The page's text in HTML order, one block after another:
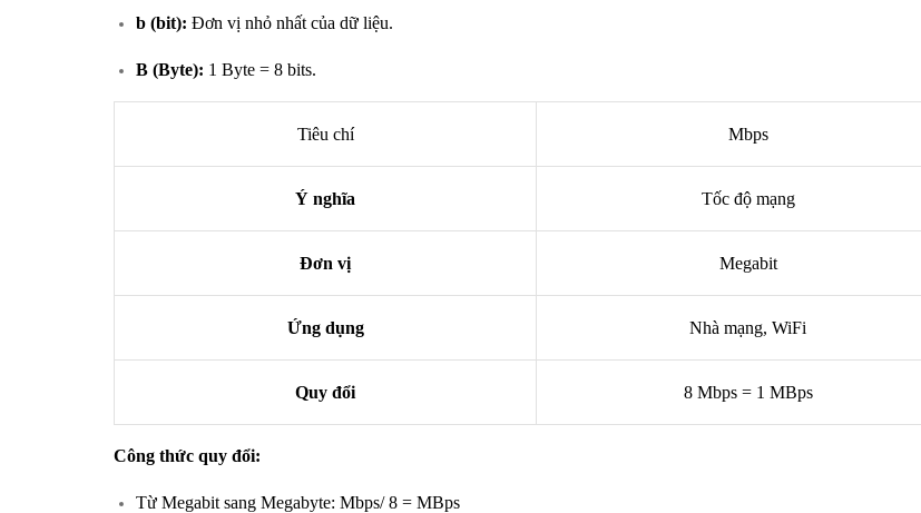
b (bit): Đơn vị nhỏ nhất của dữ liệu.
B (Byte): 1 Byte = 8 bits.
Tiêu chí Mbps
Ý nghĩa Tốc độ mạng
Đơn vị Megabit
Ứng dụng Nhà mạng, WiFi
Quy đổi 8 Mbps = 1 MBps
Công thức quy đổi:
Từ Megabit sang Megabyte: Mbps/ 8 = MBps